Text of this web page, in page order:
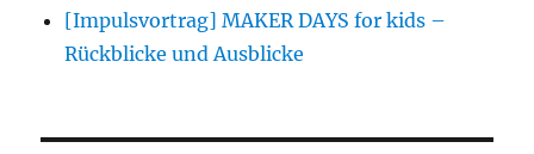
[Impulsvortrag] MAKER DAYS for kids –
Rückblicke und Ausblicke